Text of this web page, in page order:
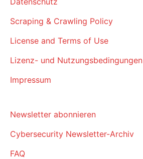
Scraping & Crawling Policy
License and Terms of Use
Lizenz- und Nutzungsbedingungen
Impressum
Newsletter abonnieren
Cybersecurity Newsletter-Archiv
FAQ